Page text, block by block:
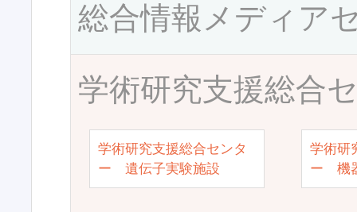
総合情報メディア
学術研究支援総合
学術研究支援総合センタ
ー 遺伝子実験施設
学術研
ー 機